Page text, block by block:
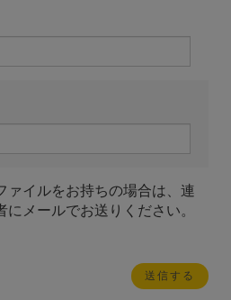
ァイルをお持ちの場合は、連
メールでお送りください。